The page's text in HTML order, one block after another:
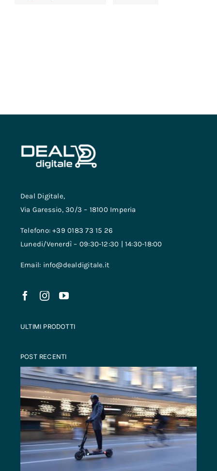
Deal Digitale,
Via Garessio, 30/3 – 18100 Imperia
Telefono: +39 0183 73 15 26
Lunedi/Venerdì – 09:30-12:30 | 14:30-18:00
Email: info@dealdigitale.it
ULTIMI PRODOTTI
POST RECENTI